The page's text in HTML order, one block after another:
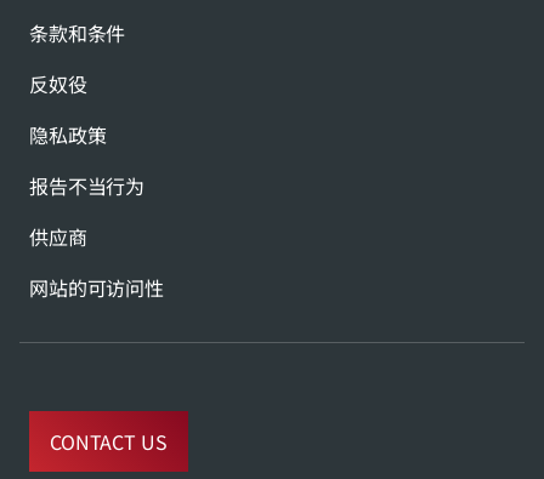
条款和条件
反奴役
隐私政策
报告不当行为
供应商
网站的可访问性
CONTACT US